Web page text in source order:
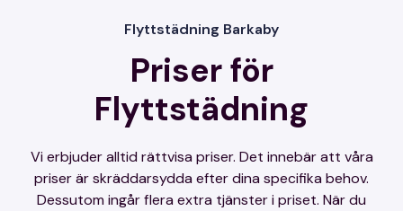
Flyttstädning Barkaby
Priser för
Flyttstädning
Vi erbjuder alltid rättvisa priser. Det innebär att våra
priser är skräddarsydda efter dina specifika behov.
Dessutom ingår flera extra tjänster i priset. När du